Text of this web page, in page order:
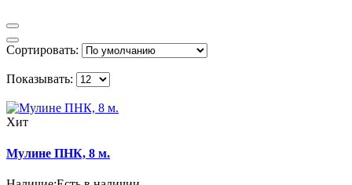
Сортировать:
Показывать:
Хит
Мулине ПНК, 8 м.